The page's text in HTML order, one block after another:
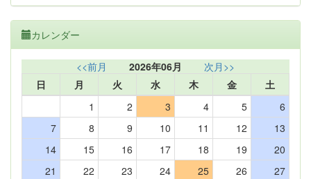
カレンダー
<<前月 2026年06月
次月>>
日
月 火 水 木 金
土
1
2 3 4 5
6
7
8 9 10 11 12
13
14
15 16 17 18 19
20
21
22 23 24 25 26
27